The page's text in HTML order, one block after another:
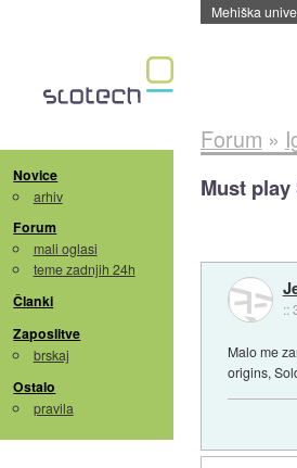
Evropska
Novice
arhiv
Forum
mali oglasi
teme zadnjih 24h
Članki
Zaposlitve
brskaj
Ostalo
pravila
Forum »
Must play
::
Malo me
origins,